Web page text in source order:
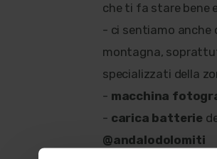
che ti fa stare bene
- ci sentiamo anche
montagna,
specializzati della
- macchina
- carica batterie
@andalodolomiti